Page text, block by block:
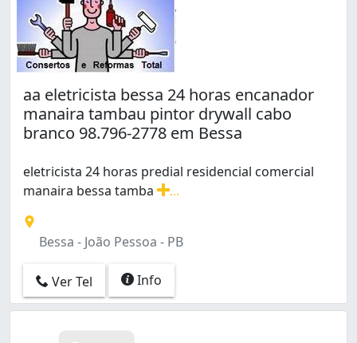
aa eletricista bessa 24 horas encanador
manaira tambau pintor drywall cabo
branco 98.796-2778 em Bessa
eletricista 24 horas predial residencial comercial
manaira bessa tamba
Bessa - João Pessoa - PB
Ver Tel Info